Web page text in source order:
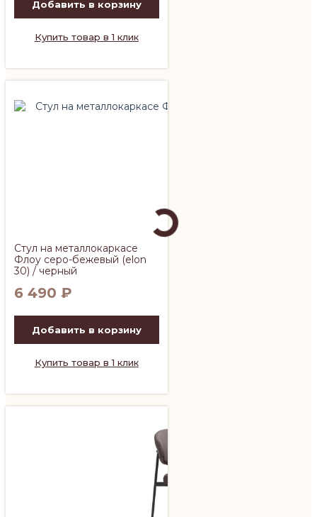
Добавить в корзину
Купить товар в 1 клик
Стул на металлокаркасе
Флоу серо-бежевый (elon
30) / черный
6 490 ₽
Добавить в корзину
Купить товар в 1 клик